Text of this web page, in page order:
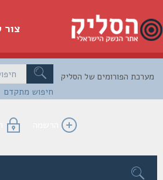
צור קשר
חיפוש מתקדם
הפורומים של הסליק
הרשמה התחבר